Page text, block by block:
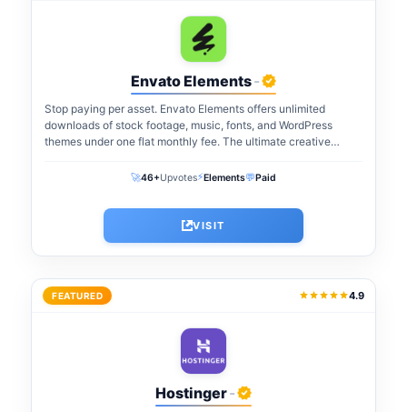
Envato Elements-
Stop paying per asset. Envato Elements offers unlimited
downloads of stock footage, music, fonts, and WordPress
themes under one flat monthly fee. The ultimate creative
🚀46+Upvotes⚡Elements💬Paid
VISIT
FEATURED 4.9
Hostinger-